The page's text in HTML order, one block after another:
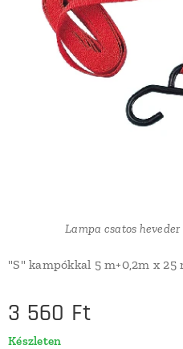
Lampa csatos
"S" kampókkal 5 m+0,2m x 25
3 560 Ft
Készleten